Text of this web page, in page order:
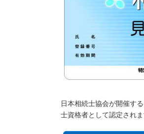
日本相続士協会が開催す
士資格者として認定され